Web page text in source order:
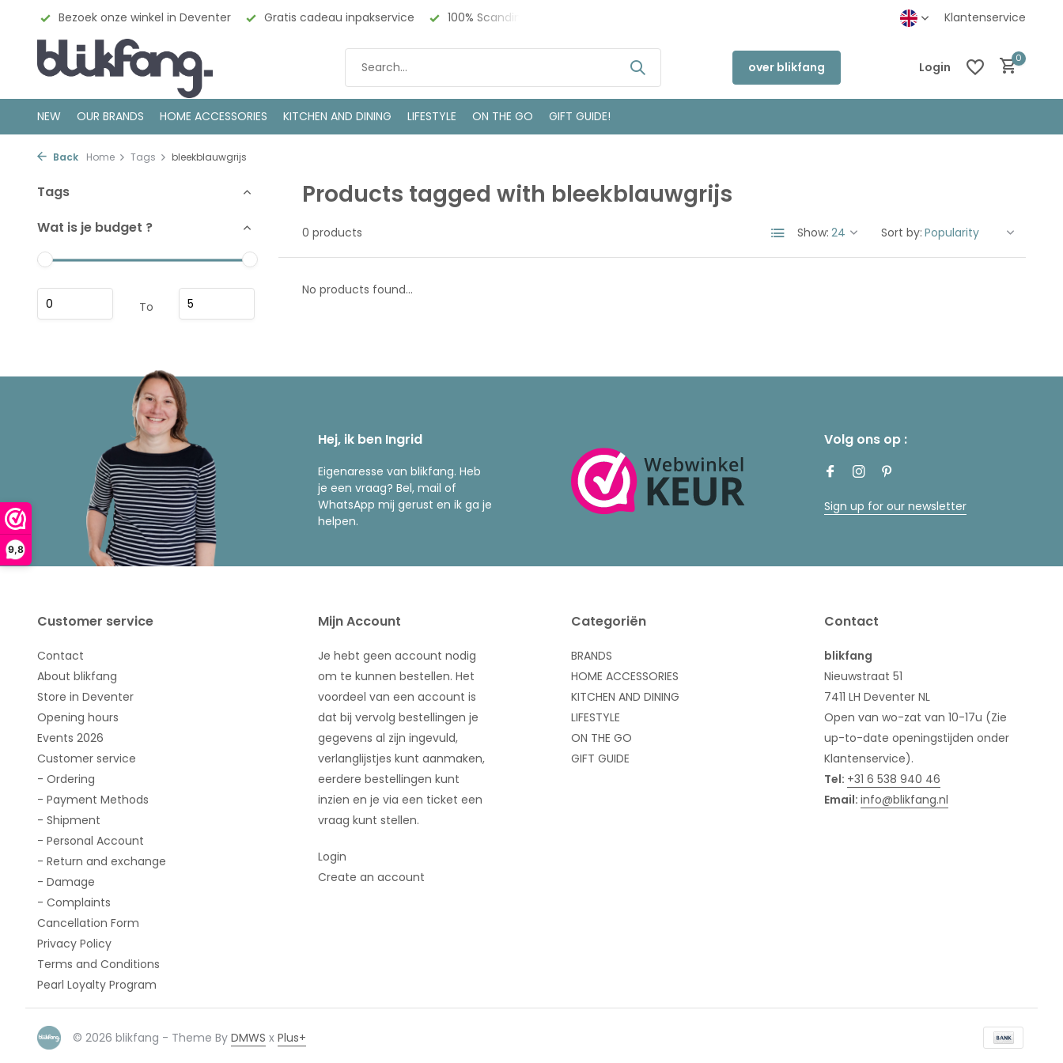
9,8
Bezoek onze winkel in Deventer Gratis cadeau inpakservice 100% Scandinavisch Design Klantenservice
over blikfang Login
0
NEW OUR BRANDS HOME ACCESSORIES KITCHEN AND DINING LIFESTYLE ON THE GO GIFT GUIDE!
Back Home Tags bleekblauwgrijs
Tags
Wat is je budget ?
To
Products tagged with bleekblauwgrijs
0 products Show: Sort by:
No products found...
Hej, ik ben Ingrid
Eigenaresse van blikfang. Heb
je een vraag? Bel, mail of
WhatsApp mij gerust en ik ga je
helpen.
Volg ons op :
Sign up for our newsletter
Customer service
Contact
About blikfang
Store in Deventer
Opening hours
Events 2026
Customer service
- Ordering
- Payment Methods
- Shipment
- Personal Account
- Return and exchange
- Damage
- Complaints
Cancellation Form
Privacy Policy
Terms and Conditions
Pearl Loyalty Program
Mijn Account
Je hebt geen account nodig
om te kunnen bestellen. Het
voordeel van een account is
dat bij vervolg bestellingen je
gegevens al zijn ingevuld,
verlanglijstjes kunt aanmaken,
eerdere bestellingen kunt
inzien en je via een ticket een
vraag kunt stellen.
Login
Create an account
Categoriën
BRANDS
HOME ACCESSORIES
KITCHEN AND DINING
LIFESTYLE
ON THE GO
GIFT GUIDE
Contact
blikfang
Nieuwstraat 51
7411 LH Deventer NL
Open van wo-zat van 10-17u (Zie
up-to-date openingstijden onder
Klantenservice).
Tel: +31 6 538 940 46
Email: info@blikfang.nl
© 2026 blikfang - Theme By DMWS x Plus+